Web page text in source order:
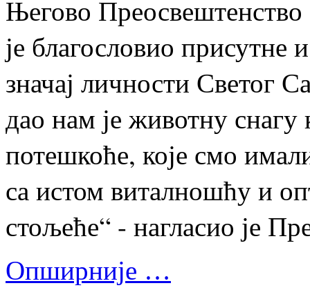
Његово
је благословио присутне
значај личности Светог
дао нам је животну снагу
потешкоће, које смо
са истом виталношћу и
стољеће“ - нагласио је
Опширније …